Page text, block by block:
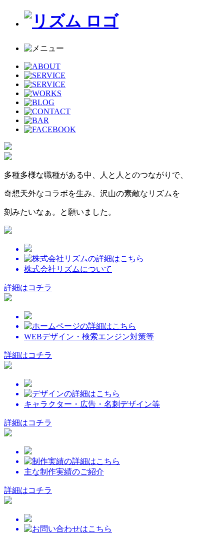
多種多様な職種がある中、人と人とのつながりで、
奇想天外なコラボを生み、沢山の素敵なリズムを
刻みたいなぁ。と願いました。
株式会社リズムについて
詳細はコチラ
WEBデザイン・検索エンジン対策等
詳細はコチラ
キャラクター・広告・名刺デザイン等
詳細はコチラ
主な制作実績のご紹介
詳細はコチラ